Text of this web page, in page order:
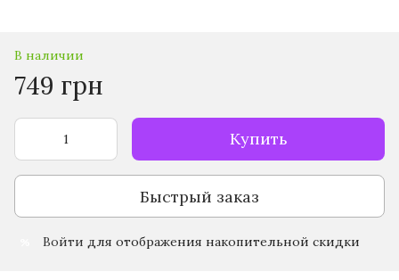
В наличии
749 грн
Купить
Быстрый заказ
Войти для отображения накопительной скидки